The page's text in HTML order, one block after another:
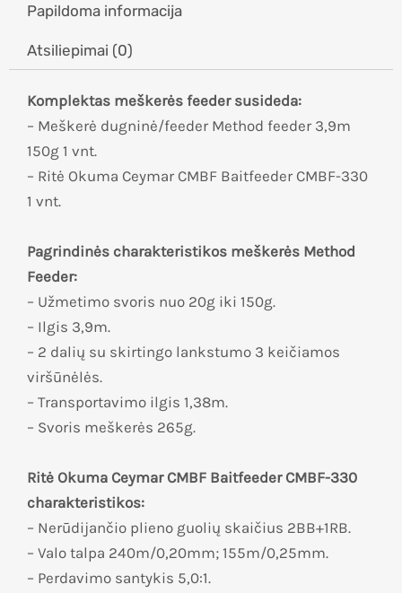
Papildoma informacija
Atsiliepimai (0)
Komplektas meškerės feeder susideda:
– Meškerė dugninė/feeder Method feeder 3,9m
150g 1 vnt.
– Ritė Okuma Ceymar CMBF Baitfeeder CMBF-330
1 vnt.
Pagrindinės charakteristikos meškerės Method
Feeder:
– Užmetimo svoris nuo 20g iki 150g.
– Ilgis 3,9m.
– 2 dalių su skirtingo lankstumo 3 keičiamos
viršūnėlės.
– Transportavimo ilgis 1,38m.
– Svoris meškerės 265g.
Ritė Okuma Ceymar CMBF Baitfeeder CMBF-330
charakteristikos:
– Nerūdijančio plieno guolių skaičius 2BB+1RB.
– Valo talpa 240m/0,20mm; 155m/0,25mm.
– Perdavimo santykis 5,0:1.